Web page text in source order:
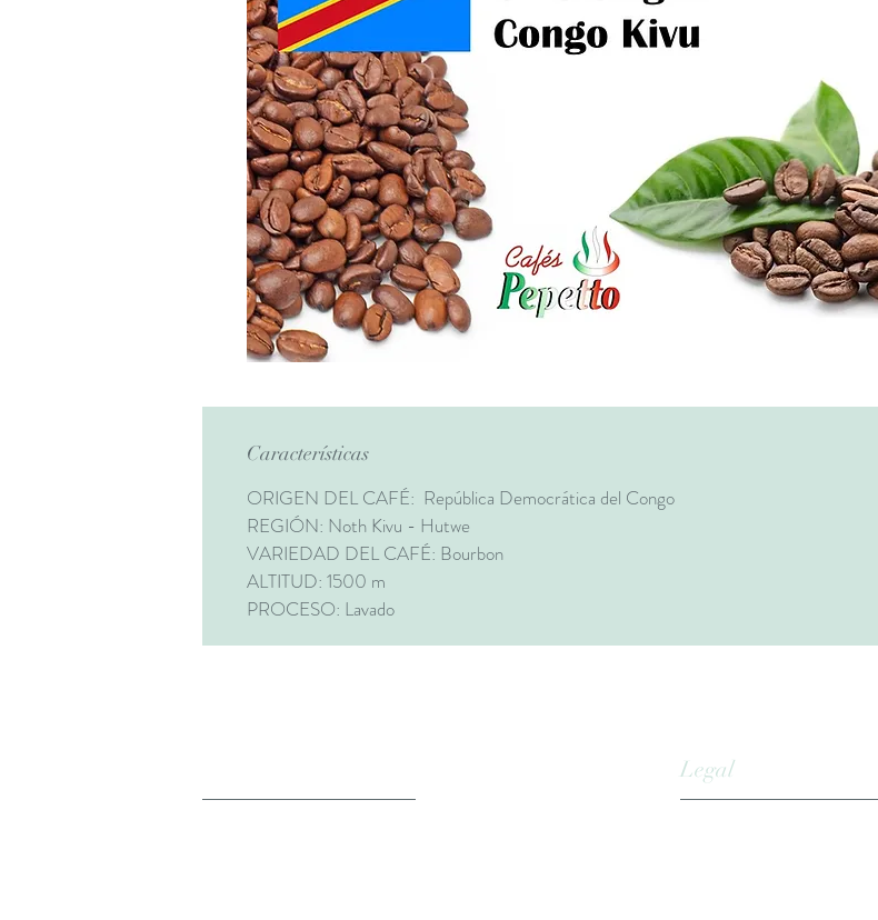
Características
ORIGEN DEL CAFÉ: República Democrática del Congo
REGIÓN: Noth Kivu - Hutwe
VARIEDAD DEL CAFÉ: Bourbon
ALTITUD: 1500 m
PROCESO: Lavado
Legal